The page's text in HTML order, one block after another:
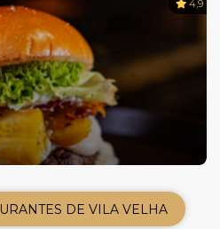
4,9
DE VILA VELHA